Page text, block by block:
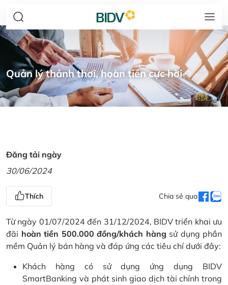
Quản lý thảnh thơi, hoàn tiền cực hời
Đăng tải ngày
30/06/2024
Thích Chia sẻ qua
Từ ngày 01/07/2024 đến 31/12/2024, BIDV triển khai ưu
đãi hoàn tiền 500.000 đồng/khách hàng sử dụng phần
mềm Quản lý bán hàng và đáp ứng các tiêu chí dưới đây:
Khách hàng có sử dụng ứng dụng BIDV
SmartBanking và phát sinh giao dịch tài chính trong